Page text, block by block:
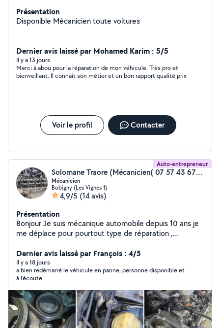
Présentation
Disponible Mécanicien toute voitures
Dernier avis laissé par Mohamed Karim : 5/5
Il y a 13 jours
Merci à abou pour la réparation de mon véhicule. Très pro et
bienveillant. Il connaît son métier et un bon rapport qualité prix
Voir le profil Contacter
Auto-entrepreneur
Solomane Traore (Mécanicien( 07 57 43 67 08))
Mécanicien
Bobigny (Les Vignes 1)
4,9/5 (14 avis)
Présentation
Bonjour Je suis mécanique automobile depuis 10 ans je
me déplace pour pourtout type de réparation ,
Dernier avis laissé par François : 4/5
Il y a 18 jours
a bien redémarré le véhicule en panne, personne disponible et
à l'écoute.